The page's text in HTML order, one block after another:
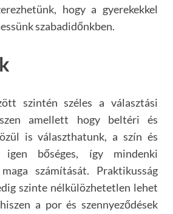
hogy a gyerekekkel
szabadidőnkben.
szintén széles a választási
amellett hogy beltéri és
is választhatunk, a szín és
igen bőséges, így mindenki
számítását. Praktikusság
szinte nélkülözhetetlen lehet
a por és szennyeződések